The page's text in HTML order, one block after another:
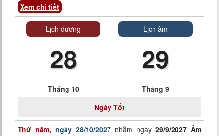
Xem chi tiết
Lịch dương
28
Tháng 10
Lịch âm
29
Tháng 9
Ngày Tốt
Thứ năm, ngày 28/10/2027 nhằm ngày 29/9/2027 Âm